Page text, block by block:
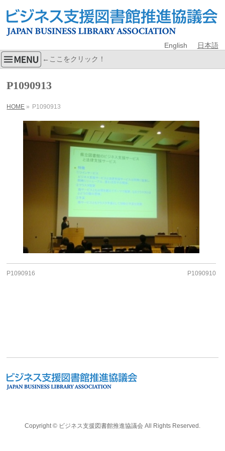
English 日本語
←ここをクリック！
P1090913
HOME » P1090913
P1090916 P1090910
Copyright © ビジネス支援図書館推進協議会All Rights Reserved.